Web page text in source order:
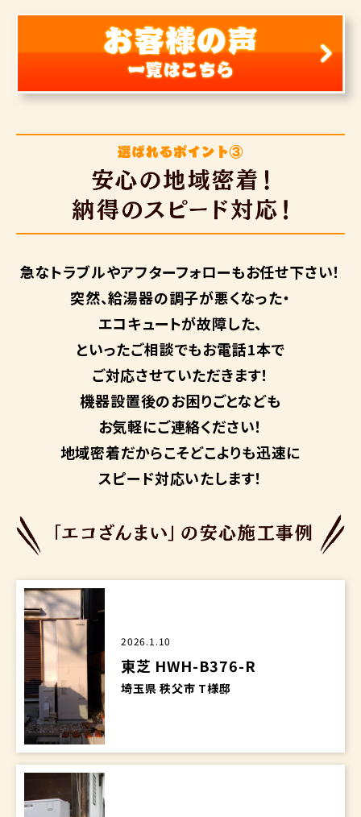
急なトラブルやアフターフォローもお任せ下さい！
突然、給湯器の調子が悪くなった・
エコキュートが故障した、
といったご相談でもお電話1本で
ご対応させていただきます！
機器設置後のお困りごとなども
お気軽にご連絡ください！
地域密着だからこそどこよりも迅速に
スピード対応いたします！
2026.1.10
東芝 HWH-B376-R
埼玉県 秩父市 T様邸